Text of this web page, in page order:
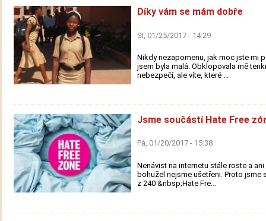
Díky vám se mám dobře
St, 01/25/2017 - 14:29
Nikdy nezapomenu, jak moc jste mi
jsem byla malá. Obklopovala mě
nebezpečí, ale víte, které ...
Jsme součástí Hate Free
Pá, 01/20/2017 - 15:38
Nenávist na internetu stále roste a
bohužel nejsme ušetřeni. Proto jsme
z 240 &nbsp;Hate Fre...